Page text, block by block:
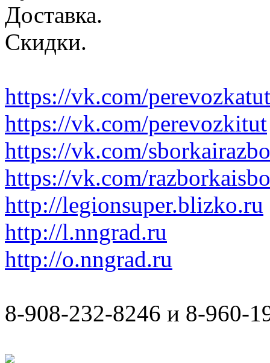
Доставка.
Скидки.
https://vk.com/perevozkatut
https://vk.com/perevozkitut
https://vk.com/
https://vk.com/
http://legionsuper.blizko.ru
http://l.nngrad.ru
http://o.nngrad.ru
8-908-232-8246 и 8-960-